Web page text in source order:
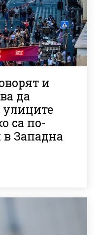
и
да
са по-
в Западна